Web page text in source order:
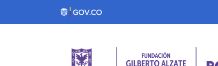
Pasar al contenido principal